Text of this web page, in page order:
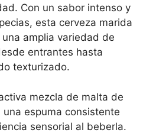
Con un sabor intenso y
esta cerveza marida
amplia variedad de
entrantes hasta
texturizado.
mezcla de malta de
espuma consistente
sensorial al beberla.